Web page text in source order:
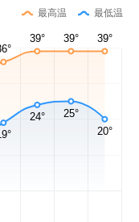
最高温 最低温